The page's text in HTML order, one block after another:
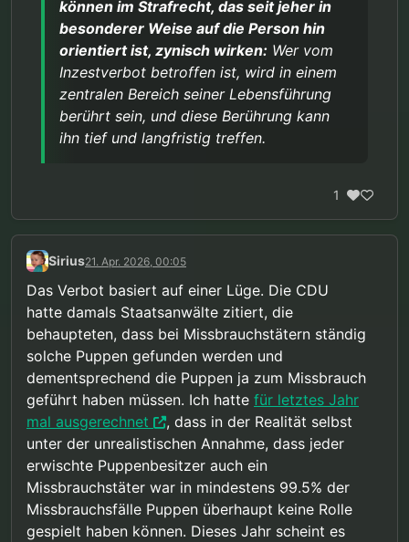
können im Strafrecht, das seit jeher in
besonderer Weise auf die Person hin
orientiert ist, zynisch wirken: Wer vom
Inzestverbot betroffen ist, wird in einem
zentralen Bereich seiner Lebensführung
berührt sein, und diese Berührung kann
ihn tief und langfristig treffen.
1
Sirius21. Apr. 2026, 00:05
Das Verbot basiert auf einer Lüge. Die CDU
hatte damals Staatsanwälte zitiert, die
behaupteten, dass bei Missbrauchstätern ständig
solche Puppen gefunden werden und
dementsprechend die Puppen ja zum Missbrauch
geführt haben müssen. Ich hatte für letztes Jahr
mal ausgerechnet
, dass in der Realität selbst
unter der unrealistischen Annahme, dass jeder
erwischte Puppenbesitzer auch ein
Missbrauchstäter war in mindestens 99.5% der
Missbrauchsfälle Puppen überhaupt keine Rolle
gespielt haben können. Dieses Jahr scheint es